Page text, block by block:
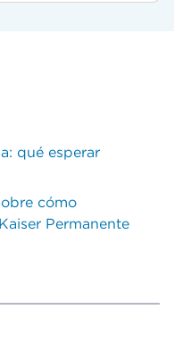
qué esperar
cómo
Permanente